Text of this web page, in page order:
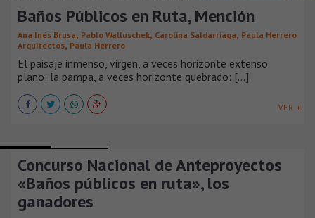
Baños Públicos en Ruta, Mención
Ana Inés Brusa, Pablo Walluschek, Carolina Saldarriaga, Paula Herrero
Arquitectos, Paula Herrero
El paisaje inmenso, virgen, a veces horizonte extenso
plano: la pampa, a veces horizonte quebrado: [...]
VER +
Concurso Nacional de Anteproyectos
«Baños públicos en ruta», los
ganadores